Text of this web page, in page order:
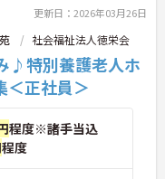
更新日：2026年03月26日
社会福祉法人徳栄会
♪特別養護老人ホ
＜正社員＞
程度※諸手当込
程度